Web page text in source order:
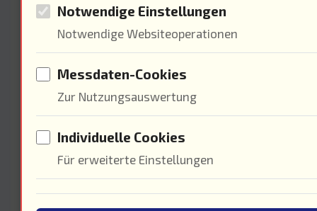
Das Wachstum ist eng mit dem
wirtschaftlichen Fortschritt
Notwendige Einstellungen
Notwendige Websiteoperationen
Messdaten-Cookies
Zur Nutzungsauswertung
Individuelle Cookies
Für erweiterte Einstellungen